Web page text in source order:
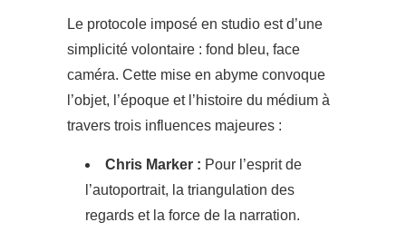
Le protocole imposé en studio est d’une
simplicité volontaire : fond bleu, face
caméra. Cette mise en abyme convoque
l’objet, l’époque et l’histoire du médium à
travers trois influences majeures :
Chris Marker : Pour l’esprit de
l’autoportrait, la triangulation des
regards et la force de la narration.